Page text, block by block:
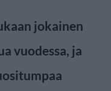
jokainen
vuodessa, ja